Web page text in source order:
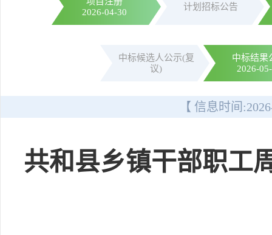
2026-04-30
计划招标公告
中标候选人公示(复
议)
中标结果
2026-
【 信息时间:
共和县乡镇干部职工